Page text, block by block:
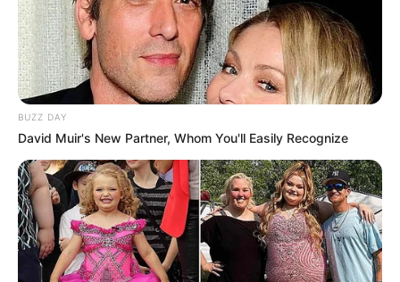
BUZZ DAY
David Muir's New Partner, Whom You'll Easily Recognize